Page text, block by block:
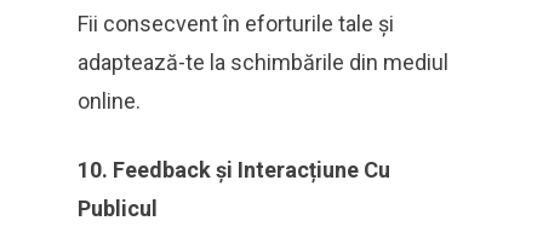
Fii consecvent în eforturile tale și
adaptează-te la schimbările din mediul
online.
10. Feedback și Interacțiune Cu
Publicul